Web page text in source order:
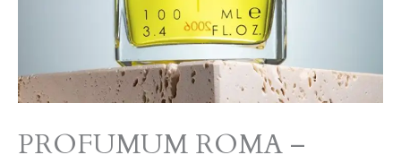
PROFUMUM ROMA –